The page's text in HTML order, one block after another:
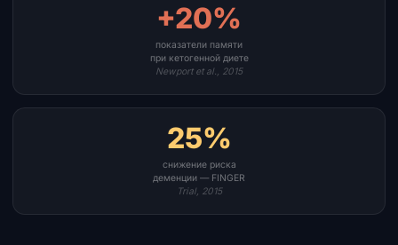
+20%
показатели памяти
при кетогенной диете
Newport et al., 2015
25%
снижение риска
деменции — FINGER
Trial, 2015